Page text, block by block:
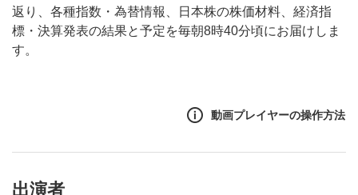
返り、各種指数・為替情報、日本株の株価材料、経済指
標・決算発表の結果と予定を毎朝8時40分頃にお届けしま
す。
動画プレイヤーの操作方法
出演者